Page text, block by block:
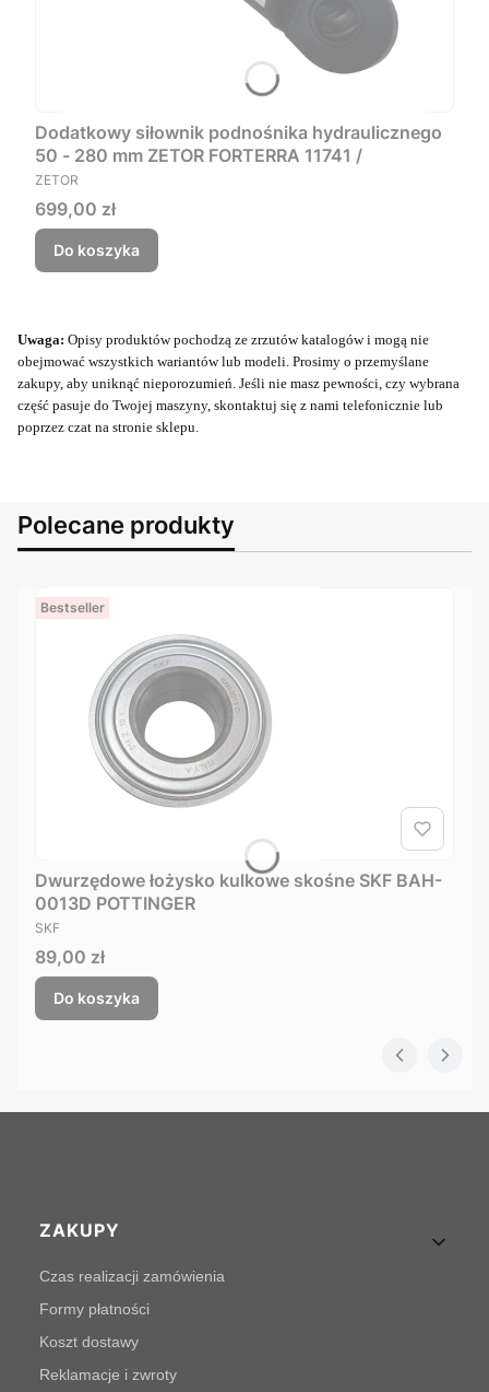
Dodatkowy siłownik podnośnika hydraulicznego
50 - 280 mm ZETOR FORTERRA 11741 /
PRODUCENT
ZETOR
Cena
699,00 zł
Do koszyka
Uwaga: Opisy produktów pochodzą ze zrzutów katalogów i mogą nie
obejmować wszystkich wariantów lub modeli. Prosimy o przemyślane
zakupy, aby uniknąć nieporozumień. Jeśli nie masz pewności, czy wybrana
część pasuje do Twojej maszyny, skontaktuj się z nami telefonicznie lub
poprzez czat na stronie sklepu.
Polecane produkty
Bestseller
Dwurzędowe łożysko kulkowe skośne SKF BAH-
0013D POTTINGER
PRODUCENT
SKF
Cena
89,00 zł
Do koszyka
Linki w stopce
ZAKUPY
Czas realizacji zamówienia
Formy płatności
Koszt dostawy
Reklamacje i zwroty